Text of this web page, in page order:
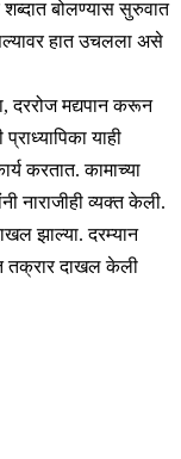
बोलण्यास सुरुवात
हात उचलला असे
दररोज मद्यपान करून
याही
करतात. कामाच्या
नाराजीही व्यक्त केली.
झाल्या. दरम्यान
तक्रार दाखल केली